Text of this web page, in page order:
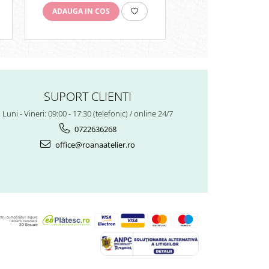
ADAUGA IN COS
SUPORT CLIENTI
Luni - Vineri: 09:00 - 17:30 (telefonic) / online 24/7
0722636268
office@roanaatelier.ro